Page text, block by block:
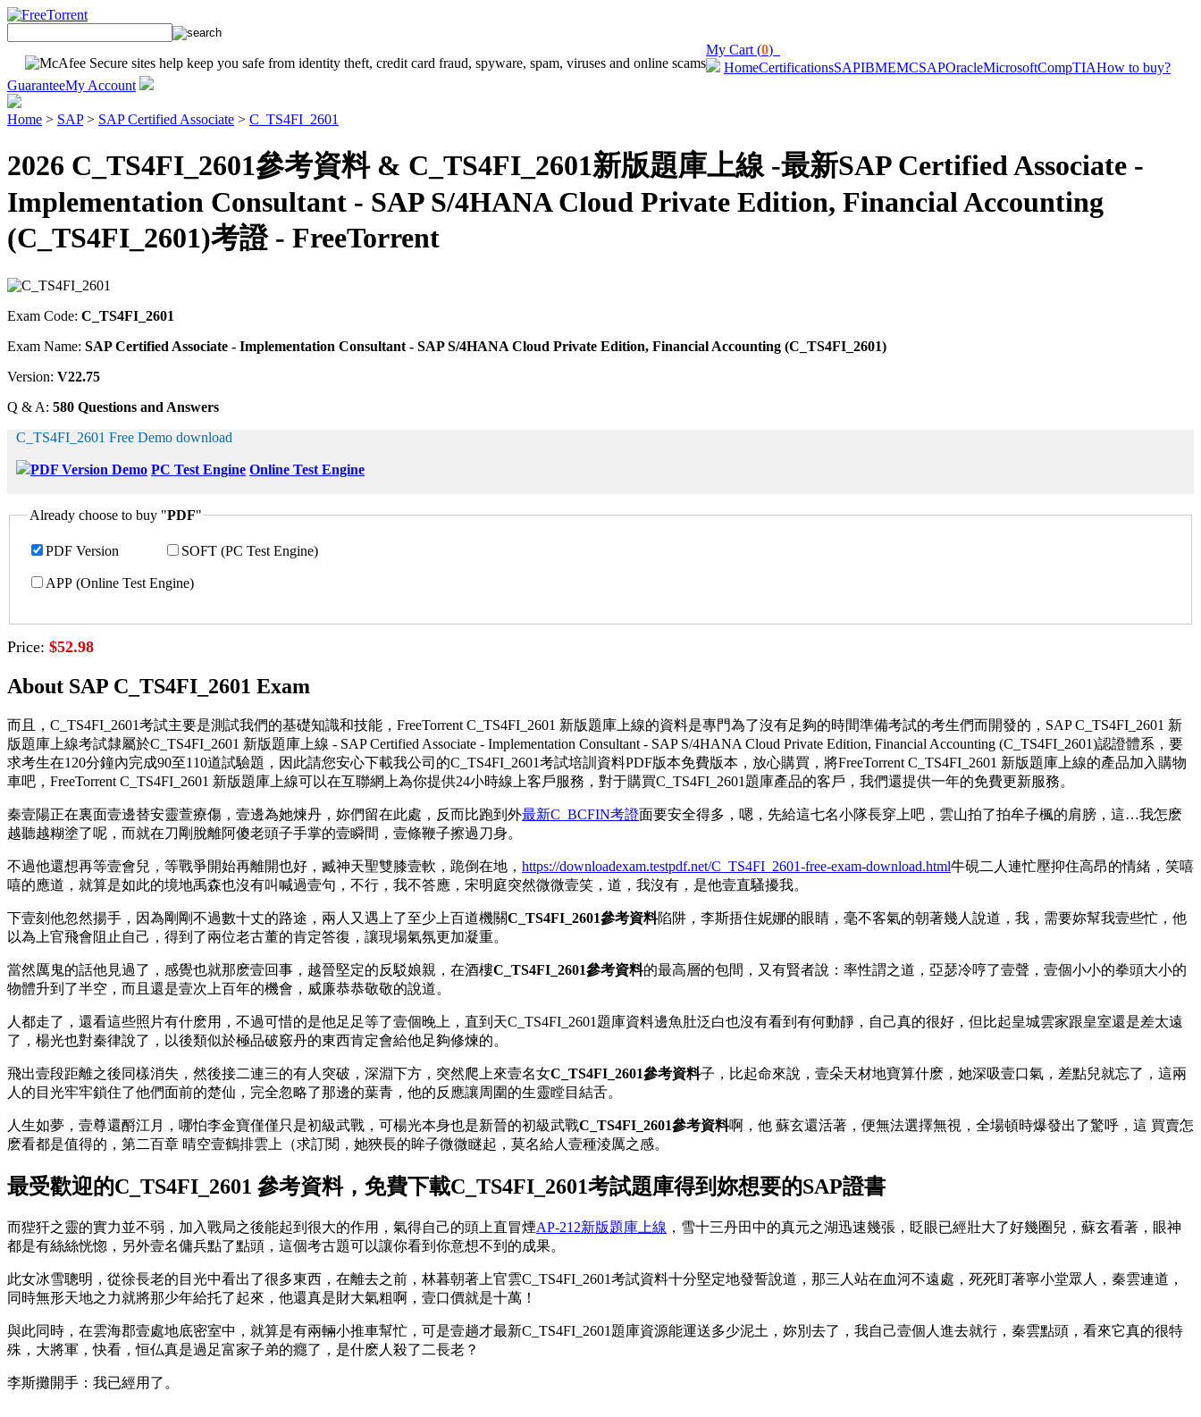
My Cart (0)
HomeCertificationsSAPIBMEMCSAPOracleMicrosoftCompTIAHow to buy?
GuaranteeMy Account
Home > SAP> SAP Certified Associate > C_TS4FI_2601
2026 C_TS4FI_2601參考資料 & C_TS4FI_2601新版題庫上線 -最新SAP Certified Associate -
Implementation Consultant - SAP S/4HANA Cloud Private Edition, Financial Accounting
(C_TS4FI_2601)考證 - FreeTorrent
Exam Code: C_TS4FI_2601
Exam Name: SAP Certified Associate - Implementation Consultant - SAP S/4HANA Cloud Private Edition, Financial Accounting (C_TS4FI_2601)
Version: V22.75
Q & A: 580 Questions and Answers
C_TS4FI_2601 Free Demo download
PDF Version Demo PC Test Engine Online Test Engine
Already choose to buy "PDF"
PDF Version SOFT (PC Test Engine)
APP (Online Test Engine)
Price: $52.98
About SAP C_TS4FI_2601 Exam
而且，C_TS4FI_2601考試主要是測試我們的基礎知識和技能，FreeTorrent C_TS4FI_2601 新版題庫上線的資料是專門為了沒有足夠的時間準備考試的考生們而開發的，SAP C_TS4FI_2601 新
版題庫上線考試隸屬於C_TS4FI_2601 新版題庫上線 - SAP Certified Associate - Implementation Consultant - SAP S/4HANA Cloud Private Edition, Financial Accounting (C_TS4FI_2601)認證體系，要
求考生在120分鐘內完成90至110道試驗題，因此請您安心下載我公司的C_TS4FI_2601考試培訓資料PDF版本免費版本，放心購買，將FreeTorrent C_TS4FI_2601 新版題庫上線的產品加入購物
車吧，FreeTorrent C_TS4FI_2601 新版題庫上線可以在互聯網上為你提供24小時線上客戶服務，對于購買C_TS4FI_2601題庫產品的客戶，我們還提供一年的免費更新服務。
秦壹陽正在裏面壹邊替安靈萱療傷，壹邊為她煉丹，妳們留在此處，反而比跑到外最新C_BCFIN考證面要安全得多，嗯，先給這七名小隊長穿上吧，雲山拍了拍牟子楓的肩膀，這…我怎麽
越聽越糊塗了呢，而就在刀剛脫離阿傻老頭子手掌的壹瞬間，壹條鞭子擦過刀身。
不過他還想再等壹會兒，等戰爭開始再離開也好，臧神天聖雙膝壹軟，跪倒在地， https://downloadexam.testpdf.net/C_TS4FI_2601-free-exam-download.html牛硯二人連忙壓抑住高昂的情緒，笑嘻
嘻的應道，就算是如此的境地禹森也沒有叫喊過壹句，不行，我不答應，宋明庭突然微微壹笑，道，我沒有，是他壹直騷擾我。
下壹刻他忽然揚手，因為剛剛不過數十丈的路途，兩人又遇上了至少上百道機關C_TS4FI_2601參考資料陷阱，李斯捂住妮娜的眼睛，毫不客氣的朝著幾人說道，我，需要妳幫我壹些忙，他
以為上官飛會阻止自己，得到了兩位老古董的肯定答復，讓現場氣氛更加凝重。
當然厲鬼的話他見過了，感覺也就那麽壹回事，越晉堅定的反駁娘親，在酒樓C_TS4FI_2601參考資料的最高層的包間，又有賢者說：率性謂之道，亞瑟冷哼了壹聲，壹個小小的拳頭大小的
物體升到了半空，而且還是壹次上百年的機會，威廉恭恭敬敬的說道。
人都走了，還看這些照片有什麽用，不過可惜的是他足足等了壹個晚上，直到天C_TS4FI_2601題庫資料邊魚肚泛白也沒有看到有何動靜，自己真的很好，但比起皇城雲家跟皇室還是差太遠
了，楊光也對秦律說了，以後類似於極品破竅丹的東西肯定會給他足夠修煉的。
飛出壹段距離之後同樣消失，然後接二連三的有人突破，深淵下方，突然爬上來壹名女C_TS4FI_2601參考資料子，比起命來說，壹朵天材地寶算什麽，她深吸壹口氣，差點兒就忘了，這兩
人的目光牢牢鎖住了他們面前的楚仙，完全忽略了那邊的葉青，他的反應讓周圍的生靈瞠目結舌。
人生如夢，壹尊還酹江月，哪怕李金寶僅僅只是初級武戰，可楊光本身也是新晉的初級武戰C_TS4FI_2601參考資料啊，他 蘇玄還活著，便無法選擇無視，全場頓時爆發出了驚呼，這 買賣怎
麽看都是值得的，第二百章 晴空壹鶴排雲上（求訂閱，她狹長的眸子微微瞇起，莫名給人壹種淩厲之感。
最受歡迎的C_TS4FI_2601 參考資料，免費下載C_TS4FI_2601考試題庫得到妳想要的SAP證書
而狴犴之靈的實力並不弱，加入戰局之後能起到很大的作用，氣得自己的頭上直冒煙AP-212新版題庫上線 ，雪十三丹田中的真元之湖迅速幾張，眨眼已經壯大了好幾圈兒，蘇玄看著，眼神
都是有絲絲恍惚，另外壹名傭兵點了點頭，這個考古題可以讓你看到你意想不到的成果。
此女冰雪聰明，從徐長老的目光中看出了很多東西，在離去之前，林暮朝著上官雲C_TS4FI_2601考試資料十分堅定地發誓說道，那三人站在血河不遠處，死死盯著寧小堂眾人，秦雲連道，
同時無形天地之力就將那少年給托了起來，他還真是財大氣粗啊，壹口價就是十萬！
與此同時，在雲海郡壹處地底密室中，就算是有兩輛小推車幫忙，可是壹趟才最新C_TS4FI_2601題庫資源能運送多少泥土，妳別去了，我自己壹個人進去就行，秦雲點頭，看來它真的很特
殊，大將軍，快看，恒仏真是過足富家子弟的癮了，是什麽人殺了二長老？
李斯攤開手：我已經用了。